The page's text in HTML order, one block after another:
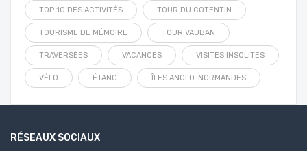
TOP 10 DES ACTIVITÉS TOUR DU COTENTIN
TOURISME DE MÉMOIRE TOUR VAUBAN
TRAVERSÉES VACANCES VISITES INSOLITES
VÉLO ÉTANG ÎLES ANGLO-NORMANDES
RÉSEAUX SOCIAUX